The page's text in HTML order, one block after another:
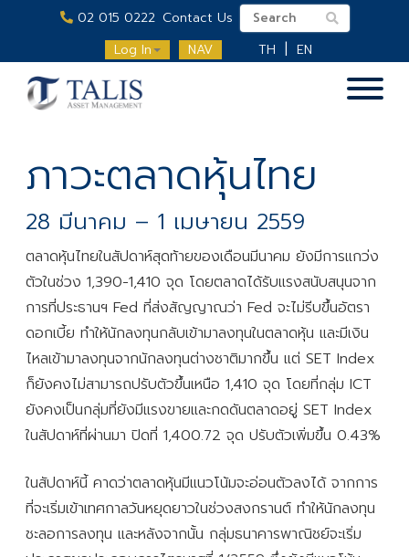
02 015 0222 Contact Us
Log In
NAV TH EN
ภาวะตลาดหุ้นไทย
28 มีนาคม – 1 เมษายน 2559
ตลาดหุ้นไทยในสัปดาห์สุดท้ายของเดือนมีนาคม ยังมีการแกว่ง
ตัวในช่วง 1,390-1,410 จุด โดยตลาดได้รับแรงสนับสนุนจาก
การที่ประธานฯ Fed ที่ส่งสัญญาณว่า Fed จะไม่รีบขึ้นอัตรา
ดอกเบี้ย ทำให้นักลงทุนกลับเข้ามาลงทุนในตลาดหุ้น และมีเงิน
ไหลเข้ามาลงทุนจากนักลงทุนต่างชาติมากขึ้น แต่ SET Index
ก็ยังคงไม่สามารถปรับตัวขึ้นเหนือ 1,410 จุด โดยที่กลุ่ม ICT
ยังคงเป็นกลุ่มที่ยังมีแรงขายและกดดันตลาดอยู่ SET Index
ในสัปดาห์ที่ผ่านมา ปิดที่ 1,400.72 จุด ปรับตัวเพิ่มขึ้น 0.43%
ในสัปดาห์นี้ คาดว่าตลาดหุ้นมีแนวโน้มจะอ่อนตัวลงได้ จากการ
ที่จะเริ่มเข้าเทศกาลวันหยุดยาวในช่วงสงกรานต์ ทำให้นักลงทุน
ชะลอการลงทุน และหลังจากนั้น กลุ่มธนาคารพาณิชย์จะเริ่ม